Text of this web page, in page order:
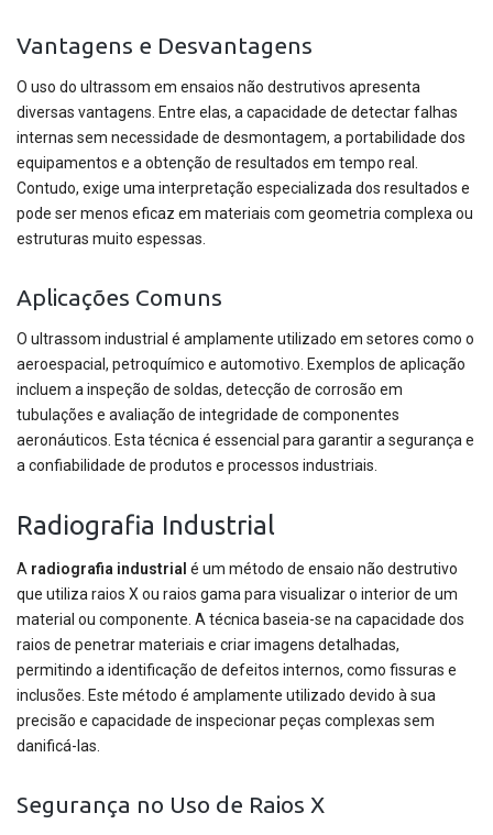
Vantagens e Desvantagens
O uso do ultrassom em ensaios não destrutivos apresenta
diversas vantagens. Entre elas, a capacidade de detectar falhas
internas sem necessidade de desmontagem, a portabilidade dos
equipamentos e a obtenção de resultados em tempo real.
Contudo, exige uma interpretação especializada dos resultados e
pode ser menos eficaz em materiais com geometria complexa ou
estruturas muito espessas.
Aplicações Comuns
O ultrassom industrial é amplamente utilizado em setores como o
aeroespacial, petroquímico e automotivo. Exemplos de aplicação
incluem a inspeção de soldas, detecção de corrosão em
tubulações e avaliação de integridade de componentes
aeronáuticos. Esta técnica é essencial para garantir a segurança e
a confiabilidade de produtos e processos industriais.
Radiografia Industrial
A radiografia industrial é um método de ensaio não destrutivo
que utiliza raios X ou raios gama para visualizar o interior de um
material ou componente. A técnica baseia-se na capacidade dos
raios de penetrar materiais e criar imagens detalhadas,
permitindo a identificação de defeitos internos, como fissuras e
inclusões. Este método é amplamente utilizado devido à sua
precisão e capacidade de inspecionar peças complexas sem
danificá-las.
Segurança no Uso de Raios X